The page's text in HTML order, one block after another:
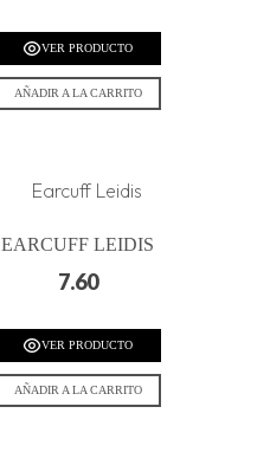
VER PRODUCTO
AÑADIR A LA CARRITO
EARCUFF LEIDIS
7.60
VER PRODUCTO
AÑADIR A LA CARRITO